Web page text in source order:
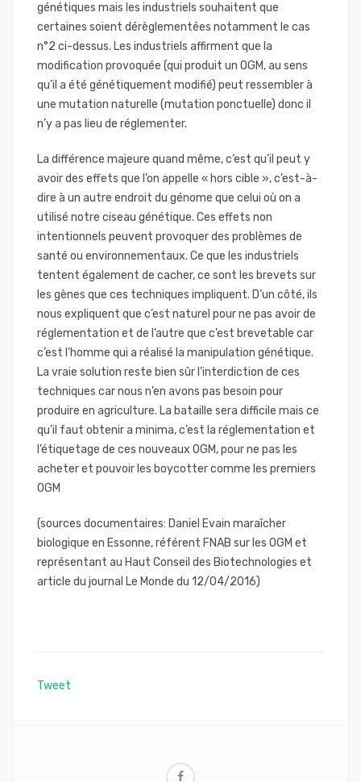
génétiques mais les industriels souhaitent que
certaines soient dérèglementées notamment le cas
n°2 ci-dessus. Les industriels affirment que la
modification provoquée (qui produit un OGM, au sens
qu’il a été génétiquement modifié) peut ressembler à
une mutation naturelle (mutation ponctuelle) donc il
n’y a pas lieu de réglementer.
La différence majeure quand même, c’est qu’il peut y
avoir des effets que l’on appelle « hors cible », c’est-à-
dire à un autre endroit du génome que celui où on a
utilisé notre ciseau génétique. Ces effets non
intentionnels peuvent provoquer des problèmes de
santé ou environnementaux. Ce que les industriels
tentent également de cacher, ce sont les brevets sur
les gènes que ces techniques impliquent. D’un côté, ils
nous expliquent que c’est naturel pour ne pas avoir de
réglementation et de l’autre que c’est brevetable car
c’est l’homme qui a réalisé la manipulation génétique.
La vraie solution reste bien sûr l’interdiction de ces
techniques car nous n’en avons pas besoin pour
produire en agriculture. La bataille sera difficile mais ce
qu’il faut obtenir a minima, c’est la réglementation et
l’étiquetage de ces nouveaux OGM, pour ne pas les
acheter et pouvoir les boycotter comme les premiers
OGM
(sources documentaires: Daniel Evain maraîcher
biologique en Essonne, référent FNAB sur les OGM et
représentant au Haut Conseil des Biotechnologies et
article du journal Le Monde du 12/04/2016)
Tweet